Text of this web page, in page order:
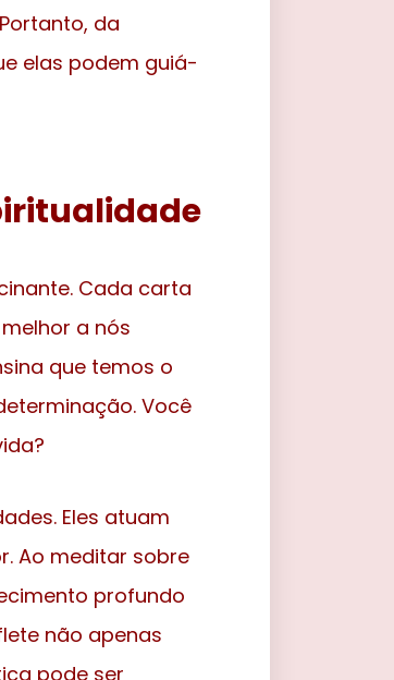
da
elas podem guiá-
Cada carta
a nós
que temos o
Você
Eles atuam
Ao meditar sobre
profundo
não apenas
pode ser